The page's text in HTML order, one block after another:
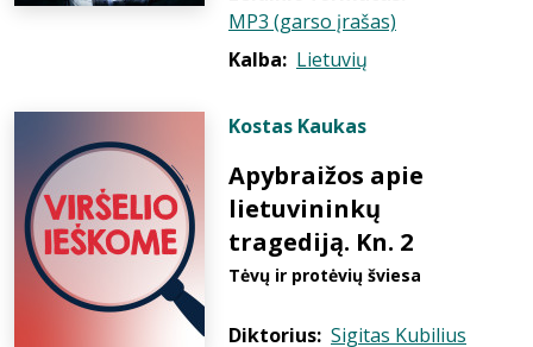
MP3 (garso įrašas)
Kalba: Lietuvių
Kostas Kaukas
Apybraižos apie
lietuvininkų
tragediją. Kn. 2
Tėvų ir protėvių šviesa
Diktorius: Sigitas Kubilius